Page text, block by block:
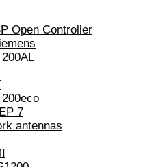
Open Controller
7
antennas